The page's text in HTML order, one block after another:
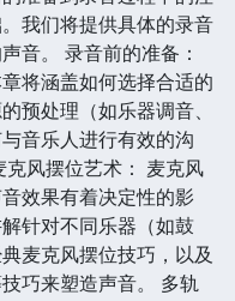
我们将提供具体的录音
音。 录音前的准备：
将涵盖如何选择合适的
预处理（如乐器调音、
音乐人进行有效的沟
风摆位艺术： 麦克风
效果有着决定性的影
针对不同乐器（如鼓
麦克风摆位技巧，以及
巧来塑造声音。 多轨